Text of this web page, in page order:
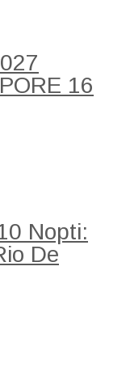
16
Nopti:
De